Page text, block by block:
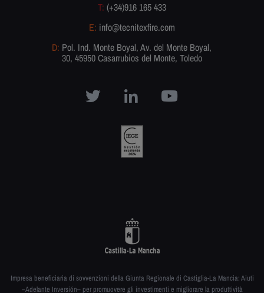
T: (+34)916 165 433
E: info@tecnitexfire.com
D: Pol. Ind. Monte Boyal, Av. del Monte Boyal,
30, 45950 Casarrubios del Monte, Toledo
Impresa beneficiaria di sovvenzioni della Giunta Regionale di Castiglia-La Mancia: Aiuti
–Adelante Inversión– per promuovere gli investimenti e migliorare la produttività